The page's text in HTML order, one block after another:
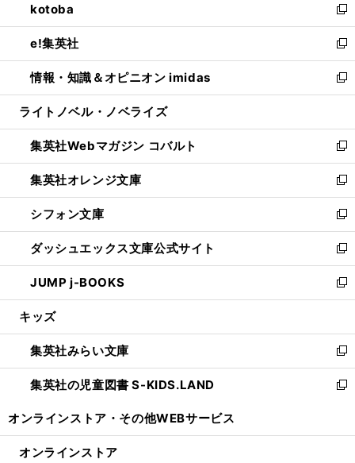
く
で
開
く
ド
ウ
で
開
く
ィ
ン
ド
ウ
で
開
い
ウ
ィ
ン
ド
ウ
開
く
kotoba
新
し
い
ウ
ィ
ン
ウ
で
開
く
e!集英社
新
し
い
ウ
ン
ド
ウ
で
開
く
情報・知識＆オピニオン imidas
新
し
ウ
ィ
ン
ド
ウ
で
開
く
ライトノベル・ノベライズ
集英社Webマガジン コバルト
新
し
い
ウ
ィ
ン
ド
ウ
で
開
集英社オレンジ文庫
新
し
い
ウ
ィ
ン
ド
ウ
開
く
シフォン文庫
新
し
い
ウ
ィ
ン
ウ
で
開
く
ダッシュエックス文庫公式サイト
新
し
い
ウ
ン
ド
ウ
で
JUMP j-BOOKS
新
し
ウ
ィ
ン
ド
開
キッズ
集英社みらい文庫
新
し
い
ン
集英社の児童図書 S-KIDS.LAND
新
ウ
オンラインストア・ その他WEBサービス
オンラインストア